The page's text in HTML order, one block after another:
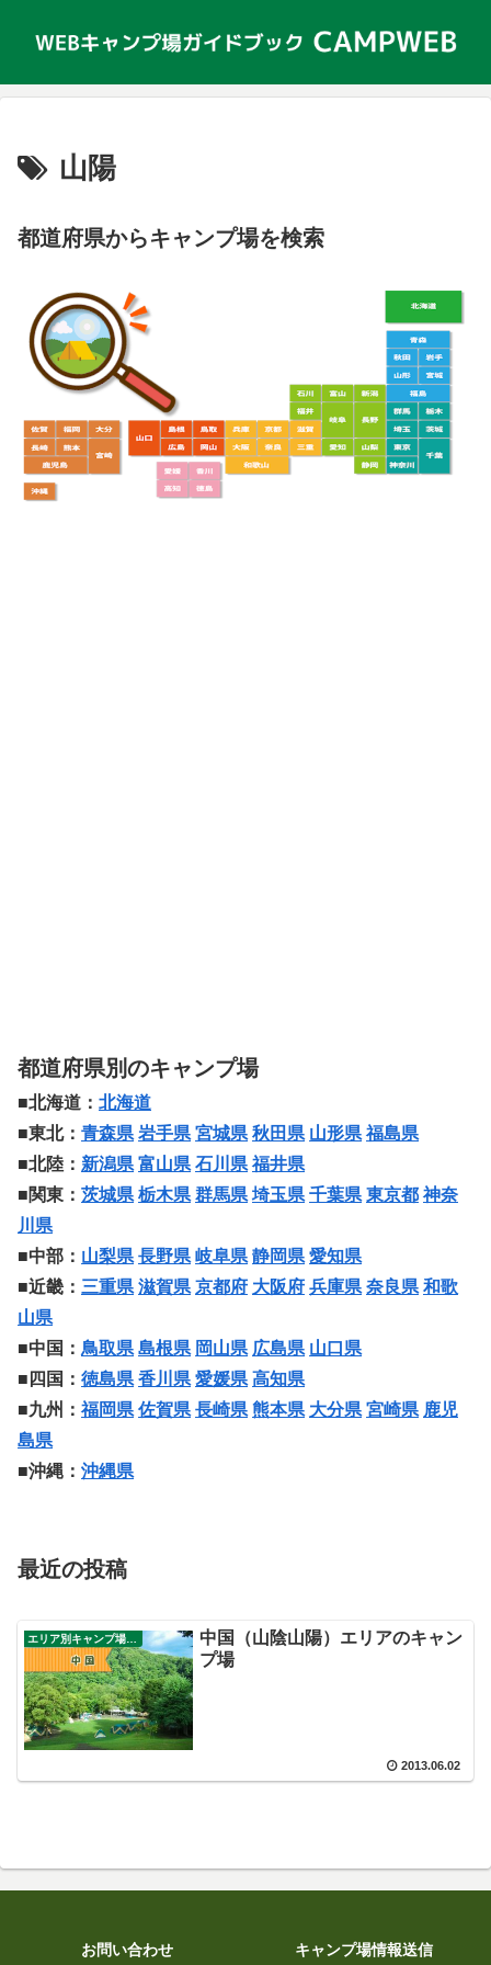
山陽
都道府県からキャンプ場を検索
都道府県別のキャンプ場
■北海道： 北海道
■東北： 青森県 岩手県 宮城県 秋田県 山形県 福島県
■北陸： 新潟県 富山県 石川県 福井県
■関東： 茨城県 栃木県 群馬県 埼玉県 千葉県 東京都 神奈
川県
■中部： 山梨県 長野県 岐阜県 静岡県 愛知県
■近畿： 三重県 滋賀県 京都府 大阪府 兵庫県 奈良県 和歌
山県
■中国： 鳥取県 島根県 岡山県 広島県 山口県
■四国： 徳島県 香川県 愛媛県 高知県
■九州： 福岡県 佐賀県 長崎県 熊本県 大分県 宮崎県 鹿児
島県
■沖縄： 沖縄県
最近の投稿
中国（山陰山陽）エリアのキャン
プ場
2013.06.02
お問い合わせ キャンプ場情報送信